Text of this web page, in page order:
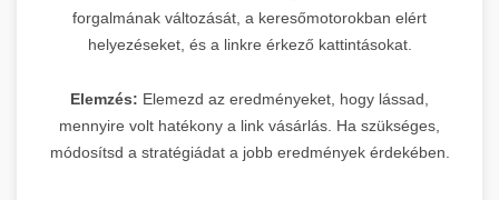
forgalmának változását, a keresőmotorokban elért
helyezéseket, és a linkre érkező kattintásokat.
Elemzés: Elemezd az eredményeket, hogy lássad,
mennyire volt hatékony a link vásárlás. Ha szükséges,
módosítsd a stratégiádat a jobb eredmények érdekében.